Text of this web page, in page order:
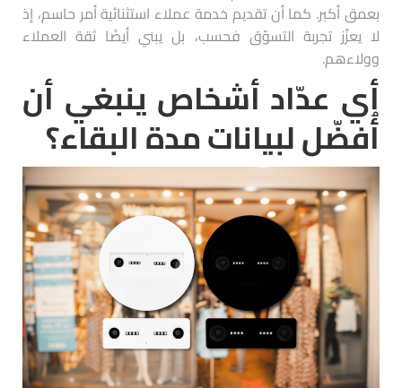
بعمق أكبر. كما أن تقديم خدمة عملاء استثنائية أمر حاسم، إذ
لا يعزّز تجربة التسوّق فحسب، بل يبني أيضًا ثقة العملاء
وولاءهم.
أي عدّاد أشخاص ينبغي أن
أُفضّل لبيانات مدة البقاء؟